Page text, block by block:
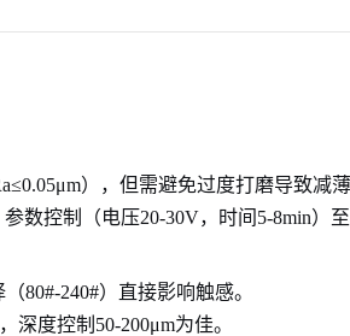
），但需避免过度打磨导致减薄
数控制（电压20-30V，时间5-8min）至
80#-240#）直接影响触感。
度控制50-200μm为佳。